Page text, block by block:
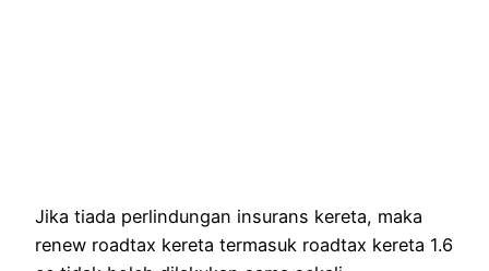
Jika tiada perlindungan insurans kereta, maka
renew roadtax kereta termasuk roadtax kereta 1.6